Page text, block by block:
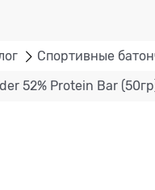
Спортивные
52% Protein Bar